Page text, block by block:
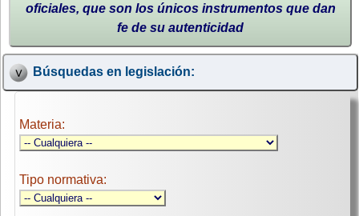
oficiales, que son los únicos instrumentos que dan
fe de su autenticidad
Búsquedas en legislación:
Materia:
Tipo normativa: